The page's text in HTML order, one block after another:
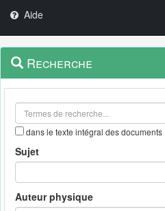
Aide
Navigation
outils
Menu
contextuel
Recherche
dans le texte intégral des documents
Sujet
Auteur physique